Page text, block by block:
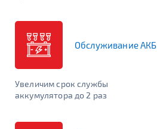
Обслуживание АКБ
Увеличим срок службы
аккумулятора до 2 раз